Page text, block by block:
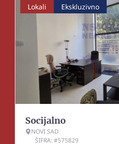
Lokali Ekskluzivno
Socijalno
NOVI SAD
ŠIFRA: #575829